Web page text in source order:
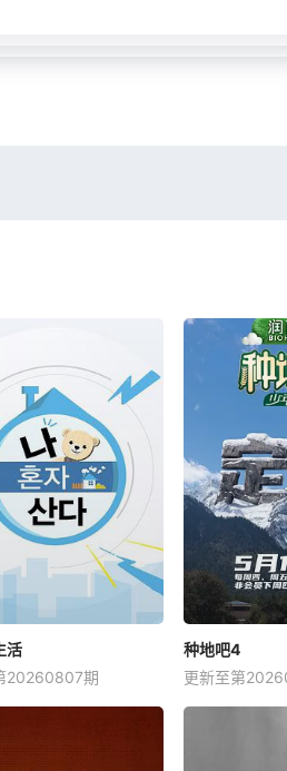
活
20260807期
种地吧4
更新至第